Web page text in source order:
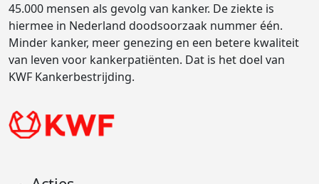
45.000 mensen als gevolg van kanker. De ziekte is
hiermee in Nederland doodsoorzaak nummer één.
Minder kanker, meer genezing en een betere kwaliteit
van leven voor kankerpatiënten. Dat is het doel van
KWF Kankerbestrijding.